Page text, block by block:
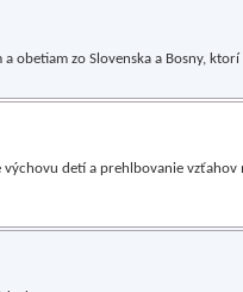
obetiam zo Slovenska a Bosny,
detí a prehlbovanie